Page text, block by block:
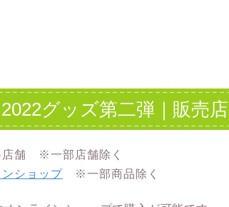
グッズ第二弾｜販売
店舗 ※一部店舗除く
ショップ ※一部商品除く